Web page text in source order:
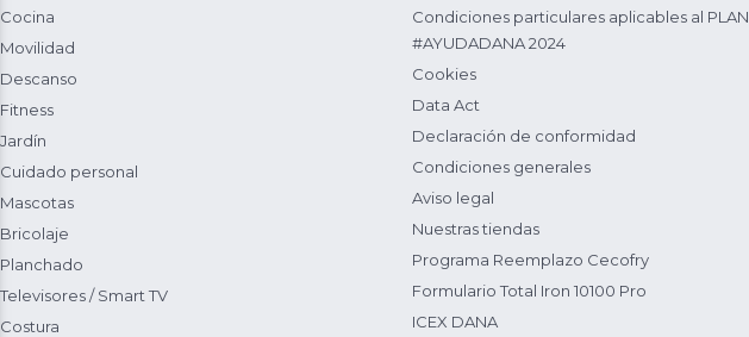
Cocina
Movilidad
Descanso
Fitness
Jardín
Cuidado personal
Mascotas
Bricolaje
Planchado
Televisores / Smart TV
Costura
Condiciones particulares aplicables al PLAN
#AYUDADANA 2024
Cookies
Data Act
Declaración de conformidad
Condiciones generales
Aviso legal
Nuestras tiendas
Programa Reemplazo Cecofry
Formulario Total Iron 10100 Pro
ICEX DANA